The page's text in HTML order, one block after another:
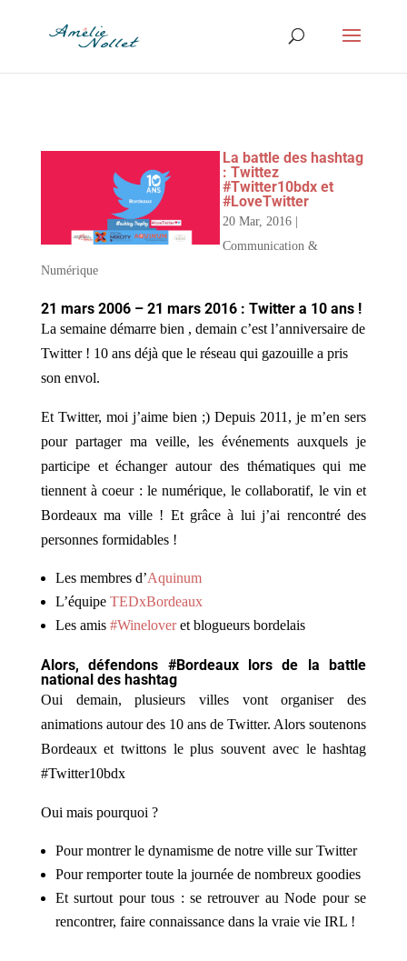
La battle des hashtag
: Twittez
#Twitter10bdx et
#LoveTwitter
20 Mar, 2016
Communication &
Numérique
21 mars 2006 – 21 mars 2016 : Twitter a 10 ans !
La semaine démarre bien , demain c’est l’anniversaire de
Twitter ! 10 ans déjà que le réseau qui gazouille a pris
son envol.
Et Twitter, moi j’aime bien ;) Depuis 2011, je m’en sers
pour partager ma veille, les événements auxquels je
participe et échanger autour des thématiques qui me
tiennent à coeur : le numérique, le collaboratif, le vin et
Bordeaux ma ville ! Et grâce à lui j’ai rencontré des
personnes formidables !
Les membres d’Aquinum
L’équipeTEDxBordeaux
Les amis #Wineloveret blogueurs bordelais
Alors, défendons #Bordeaux lors de la battle
national des hashtag
Oui demain, plusieurs villes vont organiser des
animations autour des 10 ans de Twitter. Alors soutenons
Bordeaux et twittons le plus souvent avec le hashtag
#Twitter10bdx
Oui mais pourquoi ?
Pour montrer le dynamisme de notre ville sur Twitter
Pour remporter toute la journée de nombreux goodies
Et surtout pour tous : se retrouver au Node pour se
rencontrer, faire connaissance dans la vraie vie IRL !